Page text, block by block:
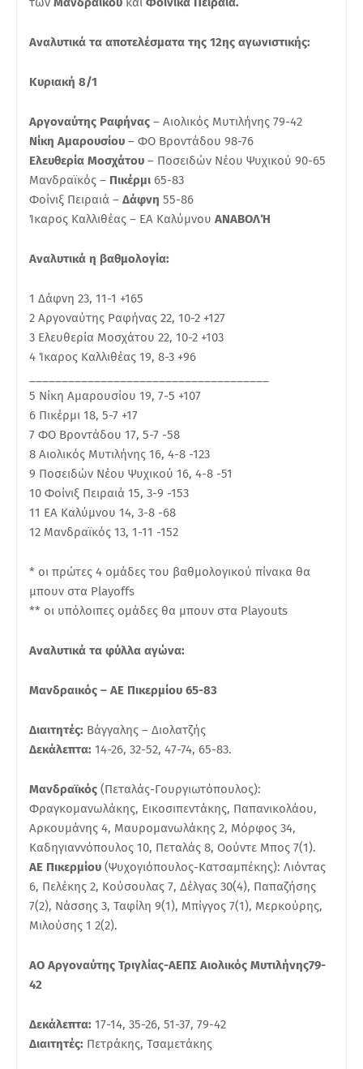
Αναλυτικά τα αποτελέσματα της 12ης αγωνιστικής:
Κυριακή 8/1
Αργοναύτης Ραφήνας – Αιολικός Μυτιλήνης 79-42
Νίκη Αμαρουσίου – ΦΟ Βροντάδου 98-76
Ελευθερία Μοσχάτου – Ποσειδών Νέου Ψυχικού 90-65
Μανδραϊκός – Πικέρμι 65-83
Φοίνιξ Πειραιά – Δάφνη 55-86
Ίκαρος Καλλιθέας – ΕΑ Καλύμνου ΑΝΑΒΟΛΉ
Αναλυτικά η βαθμολογία:
1 Δάφνη 23, 11-1 +165
2 Αργοναύτης Ραφήνας 22, 10-2 +127
3 Ελευθερία Μοσχάτου 22, 10-2 +103
4 Ίκαρος Καλλιθέας 19, 8-3 +96
5 Νίκη Αμαρουσίου 19, 7-5 +107
6 Πικέρμι 18, 5-7 +17
7 ΦΟ Βροντάδου 17, 5-7 -58
8 Αιολικός Μυτιλήνης 16, 4-8 -123
9 Ποσειδών Νέου Ψυχικού 16, 4-8 -51
10 Φοίνιξ Πειραιά 15, 3-9 -153
11 ΕΑ Καλύμνου 14, 3-8 -68
12 Μανδραϊκός 13, 1-11 -152
* οι πρώτες 4 ομάδες του βαθμολογικού πίνακα θα
μπουν στα Playoffs
** οι υπόλοιπες ομάδες θα μπουν στα Playouts
Αναλυτικά τα φύλλα αγώνα:
Μανδραικός – ΑΕ Πικερμίου 65-83
Διαιτητές: Βάγγαλης – Διολατζής
Δεκάλεπτα: 14-26, 32-52, 47-74, 65-83.
Μανδραϊκός (Πεταλάς-Γουργιωτόπουλος):
Φραγκομανωλάκης, Εικοσιπεντάκης, Παπανικολάου,
Αρκουμάνης 4, Μαυρομανωλάκης 2, Μόρφος 34,
Καδηγιαννόπουλος 10, Πεταλάς 8, Οούντε Μπος 7(1).
ΑΕ Πικερμίου (Ψυχογιόπουλος-Κατσαμπέκης): Λιόντας
6, Πελέκης 2, Κούσουλας 7, Δέλγας 30(4), Παπαζήσης
7(2), Νάσσης 3, Ταφίλη 9(1), Μπίγγος 7(1), Μερκούρης,
Μιλούσης 1 2(2).
ΑΟ Αργοναύτης Τριγλίας-ΑΕΠΣ Αιολικός Μυτιλήνης79-
42
Δεκάλεπτα: 17-14, 35-26, 51-37, 79-42
Διαιτητές: Πετράκης, Τσαμετάκης